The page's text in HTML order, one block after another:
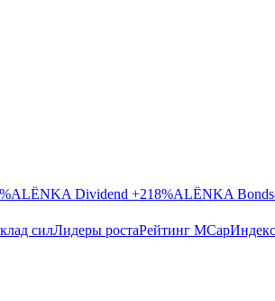
ALЁNKA Dividend +218%ALЁNKA
силЛидеры ростаРейтинг MCap